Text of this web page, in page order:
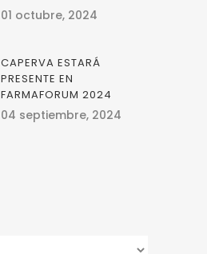
01 octubre, 2024
CAPERVA ESTARÁ
PRESENTE EN
FARMAFORUM 2024
04 septiembre, 2024